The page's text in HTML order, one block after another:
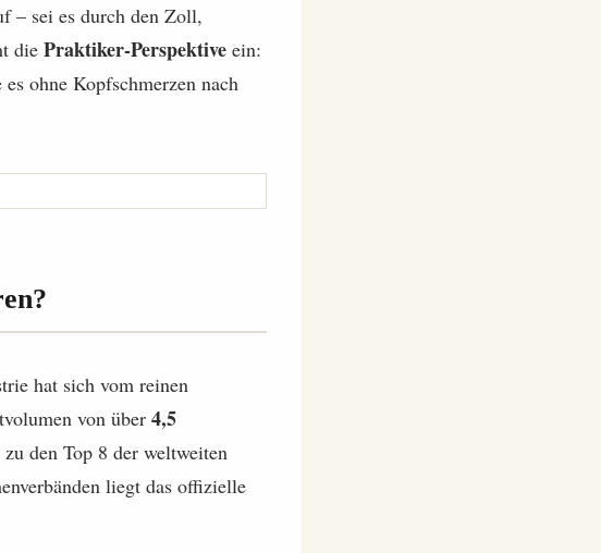
– sei es durch den Zoll,
die Praktiker-Perspektive ein:
es ohne Kopfschmerzen nach
hat sich vom reinen
von über 4,5
den Top 8 der weltweiten
liegt das offizielle